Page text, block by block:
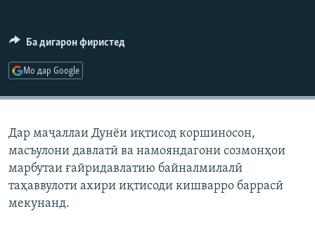
ПАЙГИРӢ КУНЕД
Ҳамаи сомонаҳои RFE/RL
Ба дигарон фиристед
Мо дар Google
Дар маҷаллаи Дунёи иқтисод коршиносон,
масъулони давлатӣ ва намояндагони созмонҳои
марбутаи ғайридавлатию байналмилалӣ
таҳаввулоти ахири иқтисоди кишварро баррасӣ
мекунанд.